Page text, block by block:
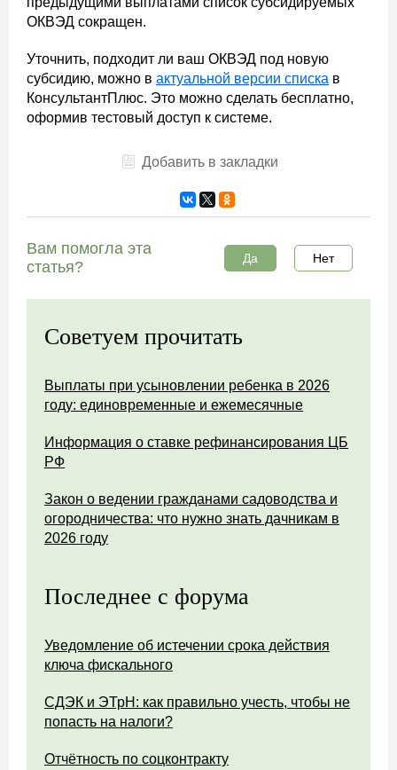
ОКВЭД сокращен.
Уточнить, подходит ли ваш ОКВЭД под новую
субсидию, можно в актуальной версии списка в
КонсультантПлюс. Это можно сделать бесплатно,
оформив тестовый доступ к системе.
Добавить в закладки
Вам помогла эта
статья?
Да Нет
Советуем прочитать
Выплаты при усыновлении ребенка в 2026
году: единовременные и ежемесячные
Информация о ставке рефинансирования ЦБ
РФ
Закон о ведении гражданами садоводства и
огородничества: что нужно знать дачникам в
2026 году
Последнее с форума
Уведомление об истечении срока действия
ключа фискального
СДЭК и ЭТрН: как правильно учесть, чтобы не
попасть на налоги?
Отчётность по соцконтракту